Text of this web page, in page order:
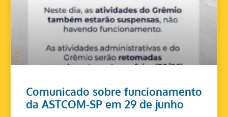
Comunicado sobre funcionamento
da ASTCOM-SP em 29 de junho